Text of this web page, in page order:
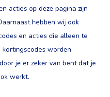
acties op deze pagina zijn
hebben wij ook
en acties die alleen te
worden
je er zeker van bent dat je
werkt.